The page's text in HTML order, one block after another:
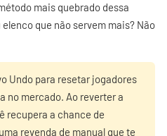
mais quebrado dessa
que não servem mais? Não
Undo para resetar jogadores
no mercado. Ao reverter a
recupera a chance de
revenda de manual que te